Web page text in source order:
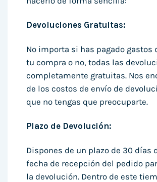
Devoluciones Gratuitas:
No importa si has pagado gastos
tu compra o no, todas las
completamente gratuitas. Nos
de los costos de envío de
que no tengas que preocuparte.
Plazo de Devolución:
Dispones de un plazo de 30 días
fecha de recepción del pedido
la devolución. Dentro de este